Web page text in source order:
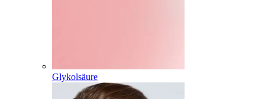
Glykolsäure